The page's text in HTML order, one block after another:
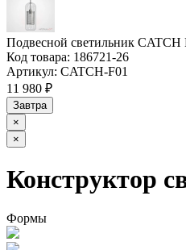
Подвесной светильник CATCH
Код товара: 186721-26
Артикул: CATCH-F01
11 980 ₽
Завтра
×
×
Конструктор
Формы